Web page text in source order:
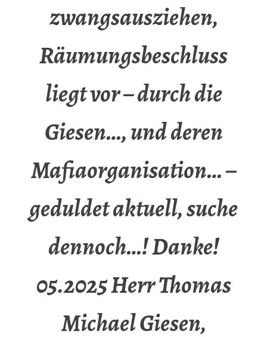
zwangsausziehen,
Räumungsbeschluss
liegt vor – durch die
Giesen…, und deren
Mafiaorganisation… –
geduldet aktuell, suche
dennoch…! Danke!
05.2025 Herr Thomas
Michael Giesen,